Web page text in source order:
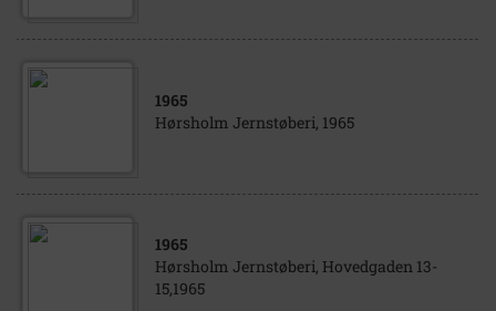
1965
Hørsholm Jernstøberi, 1965
1965
Hørsholm Jernstøberi, Hovedgaden 13-
15,1965